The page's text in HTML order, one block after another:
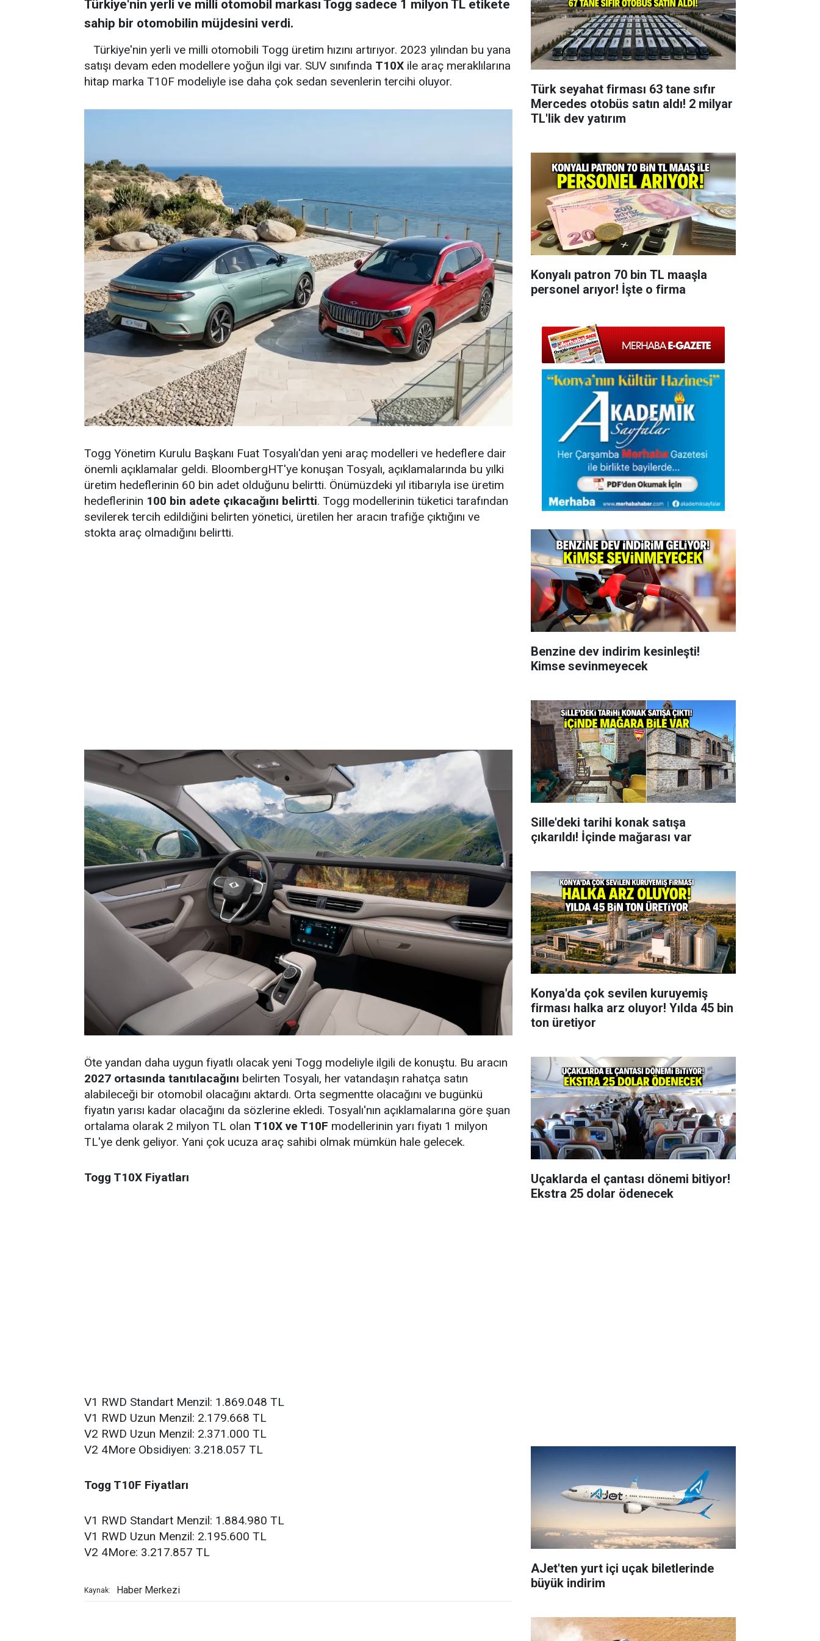
Türkiye'nin yerli ve milli otomobil markası Togg sadece 1 milyon TL etikete
sahip bir otomobilin müjdesini verdi.
Türkiye'nin yerli ve milli otomobili Togg üretim hızını artırıyor. 2023 yılından bu yana
satışı devam eden modellere yoğun ilgi var. SUV sınıfında T10X ile araç meraklılarına
hitap marka T10F modeliyle ise daha çok sedan sevenlerin tercihi oluyor.
Togg Yönetim Kurulu Başkanı Fuat Tosyalı'dan yeni araç modelleri ve hedeflere dair
önemli açıklamalar geldi. BloombergHT'ye konuşan Tosyalı, açıklamalarında bu yılki
üretim hedeflerinin 60 bin adet olduğunu belirtti. Önümüzdeki yıl itibarıyla ise üretim
hedeflerinin 100 bin adete çıkacağını belirtti. Togg modellerinin tüketici tarafından
sevilerek tercih edildiğini belirten yönetici, üretilen her aracın trafiğe çıktığını ve
stokta araç olmadığını belirtti.
Öte yandan daha uygun fiyatlı olacak yeni Togg modeliyle ilgili de konuştu. Bu aracın
2027 ortasında tanıtılacağını belirten Tosyalı, her vatandaşın rahatça satın
alabileceği bir otomobil olacağını aktardı. Orta segmentte olacağını ve bugünkü
fiyatın yarısı kadar olacağını da sözlerine ekledi. Tosyalı'nın açıklamalarına göre şuan
ortalama olarak 2 milyon TL olan T10X ve T10F modellerinin yarı fiyatı 1 milyon
TL'ye denk geliyor. Yani çok ucuza araç sahibi olmak mümkün hale gelecek.
Togg T10X Fiyatları
V1 RWD Standart Menzil: 1.869.048 TL
V1 RWD Uzun Menzil: 2.179.668 TL
V2 RWD Uzun Menzil: 2.371.000 TL
V2 4More Obsidiyen: 3.218.057 TL
Togg T10F Fiyatları
V1 RWD Standart Menzil: 1.884.980 TL
V1 RWD Uzun Menzil: 2.195.600 TL
V2 4More: 3.217.857 TL
Kaynak: Haber Merkezi
Türk seyahat firması 63 tane sıfır
Mercedes otobüs satın aldı! 2 milyar
TL'lik dev yatırım
Konyalı patron 70 bin TL maaşla
personel arıyor! İşte o firma
Benzine dev indirim kesinleşti!
Kimse sevinmeyecek
Sille'deki tarihi konak satışa
çıkarıldı! İçinde mağarası var
Konya'da çok sevilen kuruyemiş
firması halka arz oluyor! Yılda 45 bin
ton üretiyor
Uçaklarda el çantası dönemi bitiyor!
Ekstra 25 dolar ödenecek
AJet'ten yurt içi uçak biletlerinde
büyük indirim